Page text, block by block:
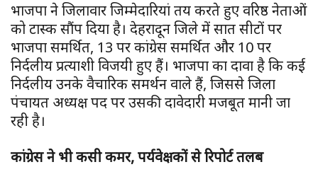
भाजपा ने जिलावार जिम्मेदारियां तय करते हुए वरिष्ठ नेताओं
को टास्क सौंप दिया है। देहरादून जिले में सात सीटों पर
भाजपा समर्थित, 13 पर कांग्रेस समर्थित और 10 पर
निर्दलीय प्रत्याशी विजयी हुए हैं। भाजपा का दावा है कि कई
निर्दलीय उनके वैचारिक समर्थन वाले हैं, जिससे जिला
पंचायत अध्यक्ष पद पर उसकी दावेदारी मजबूत मानी जा
रही है।
कांग्रेस ने भी कसी कमर, पर्यवेक्षकों से रिपोर्ट तलब